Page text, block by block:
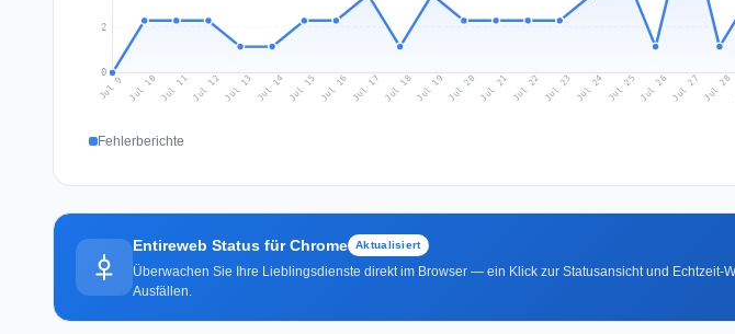
0
2
Jul 9 Jul 10 Jul 11Jul 12Jul 13 Jul 14 Jul 15 Jul 16 Jul 17 Jul 18Jul 19 Jul 20 Jul 21 Jul 22 Jul 23 Jul 24 Jul 25 Jul 26Jul 27 Jul 28
Fehlerberichte
Entireweb Status für Chrome Aktualisiert
Überwachen Sie Ihre Lieblingsdienste direkt im Browser — ein Klick zur Statusansicht und Echtzeit-
Ausfällen.